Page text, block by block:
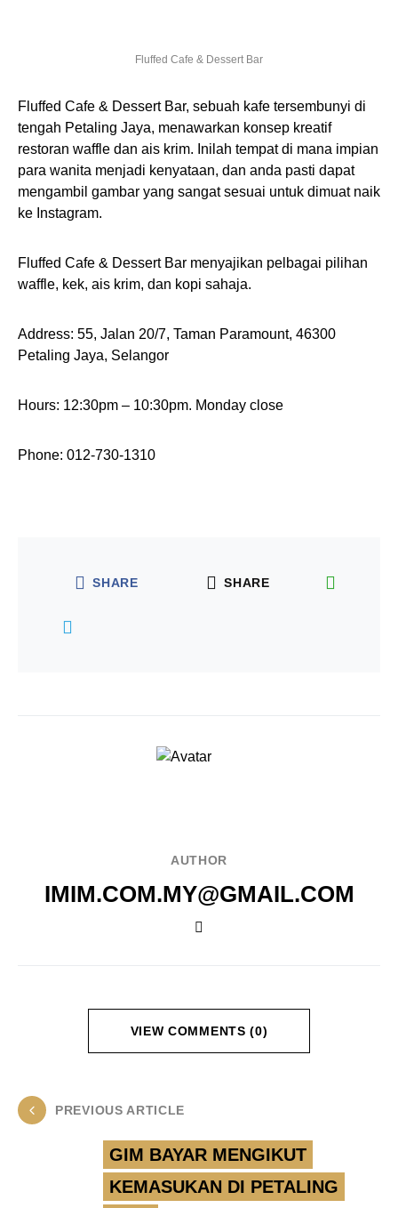
Fluffed Cafe & Dessert Bar
Fluffed Cafe & Dessert Bar, sebuah kafe tersembunyi di
tengah Petaling Jaya, menawarkan konsep kreatif
restoran waffle dan ais krim. Inilah tempat di mana impian
para wanita menjadi kenyataan, dan anda pasti dapat
mengambil gambar yang sangat sesuai untuk dimuat naik
ke Instagram.
Fluffed Cafe & Dessert Bar menyajikan pelbagai pilihan
waffle, kek, ais krim, dan kopi sahaja.
Address: 55, Jalan 20/7, Taman Paramount, 46300
Petaling Jaya, Selangor
Hours: 12:30pm – 10:30pm. Monday close
Phone: 012-730-1310
SHARE SHARE
AUTHOR
IMIM.COM.MY@GMAIL.COM
VIEW COMMENTS (0)
PREVIOUS ARTICLE
GIM BAYAR MENGIKUT
KEMASUKAN DI PETALING